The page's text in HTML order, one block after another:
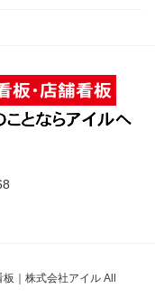
｜株式会社アイル All